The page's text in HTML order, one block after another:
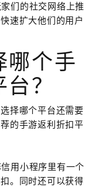
们的社交网络上推
速扩大他们的用户
哪个手
？
择哪个平台还需要
的手游返利折扣平
用小程序里有一个
。同时还可以获得